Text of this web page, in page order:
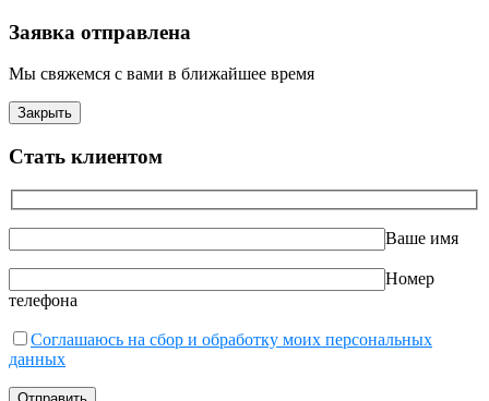
Заявка отправлена
Мы свяжемся с вами в ближайшее время
Закрыть
Стать клиентом
Ваше имя
Номер
телефона
Соглашаюсь на сбор и обработку моих персональных
данных